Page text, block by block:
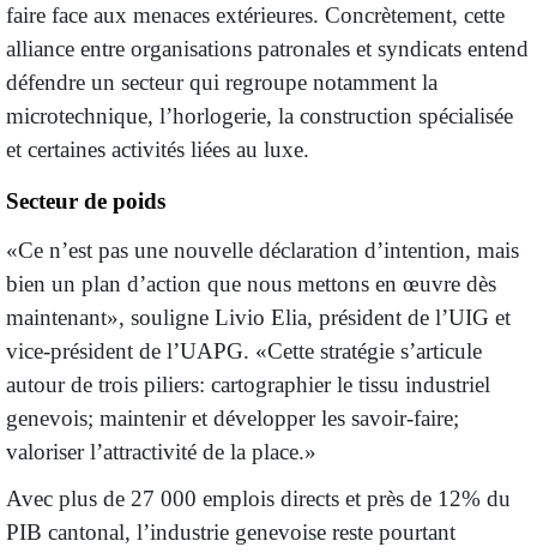
faire face aux menaces extérieures. Concrètement, cette
alliance entre organisations patronales et syndicats entend
défendre un secteur qui regroupe notamment la
microtechnique, l’horlogerie, la construction spécialisée
et certaines activités liées au luxe.
Secteur de poids
«Ce n’est pas une nouvelle déclaration d’intention, mais
bien un plan d’action que nous mettons en œuvre dès
maintenant», souligne Livio Elia, président de l’UIG et
vice-président de l’UAPG. «Cette stratégie s’articule
autour de trois piliers: cartographier le tissu industriel
genevois; maintenir et développer les savoir-faire;
valoriser l’attractivité de la place.»
Avec plus de 27 000 emplois directs et près de 12% du
PIB cantonal, l’industrie genevoise reste pourtant